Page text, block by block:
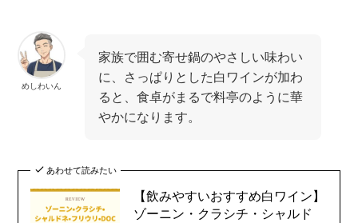
めしわいん
家族で囲む寄せ鍋のやさしい味わい
に、さっぱりとした白ワインが加わ
ると、食卓がまるで料亭のように華
やかになります。
あわせて読みたい
【飲みやすいおすすめ白ワイン】
ゾーニン・クラシチ・シャルド